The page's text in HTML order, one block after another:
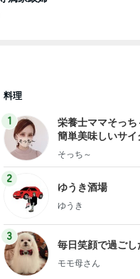
料理
1
栄養士ママそっち
簡単美味しいサイ
献立
そっち～
2
ゆうき酒場
ゆうき
3
毎日笑顔で過ごし
モモ母さん